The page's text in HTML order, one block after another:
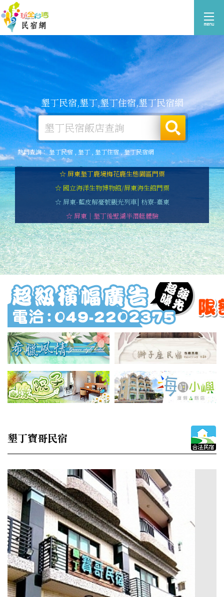
墾丁民宿,墾丁,墾丁住宿,墾丁民宿網
熱門查詢：墾丁民宿 ,墾丁,墾丁住宿,墾丁民宿網
☆ 屏東墾丁鹿境梅花鹿生態園區門票
☆ 國立海洋生物博物館/屏東海生館門票
☆ 屏東-藍皮解憂號觀光列車| 枋寮-臺東
☆ 屏東｜墾丁後壁湖半潛艇體驗
墾丁寶哥民宿